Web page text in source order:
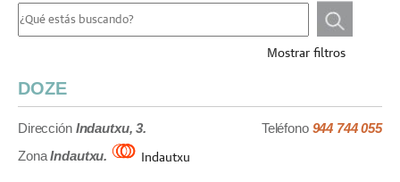
Mostrar filtros
DOZE
Dirección Indautxu, 3.
Zona Indautxu. Indautxu
Teléfono 944 744 055